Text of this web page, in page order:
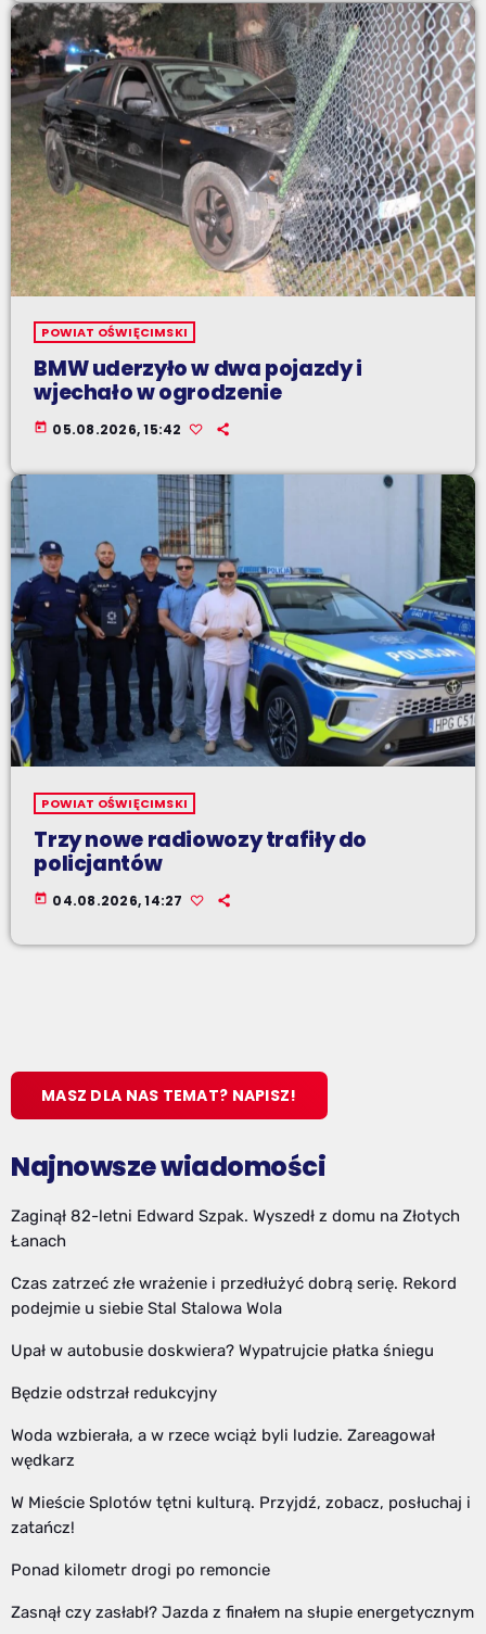
POWIAT OŚWIĘCIMSKI
BMW uderzyło w dwa pojazdy i
wjechało w ogrodzenie
today 05.08.2026, 15:42
POWIAT OŚWIĘCIMSKI
Trzy nowe radiowozy trafiły do
policjantów
today 04.08.2026, 14:27
MASZ DLA NAS TEMAT? NAPISZ!
Najnowsze wiadomości
Zaginął 82-letni Edward Szpak. Wyszedł z domu na Złotych
Łanach
Czas zatrzeć złe wrażenie i przedłużyć dobrą serię. Rekord
podejmie u siebie Stal Stalowa Wola
Upał w autobusie doskwiera? Wypatrujcie płatka śniegu
Będzie odstrzał redukcyjny
Woda wzbierała, a w rzece wciąż byli ludzie. Zareagował
wędkarz
W Mieście Splotów tętni kulturą. Przyjdź, zobacz, posłuchaj i
zatańcz!
Ponad kilometr drogi po remoncie
Zasnął czy zasłabł? Jazda z finałem na słupie energetycznym